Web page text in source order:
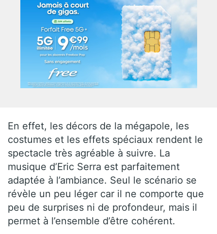
En effet, les décors de la mégapole, les
costumes et les effets spéciaux rendent le
spectacle très agréable à suivre. La
musique d’Eric Serra est parfaitement
adaptée à l’ambiance. Seul le scénario se
révèle un peu léger car il ne comporte que
peu de surprises ni de profondeur, mais il
permet à l’ensemble d’être cohérent.